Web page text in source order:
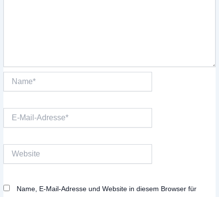
Name*
Mail-
Website
Name, E-Mail-Adresse und Website in diesem Browser für